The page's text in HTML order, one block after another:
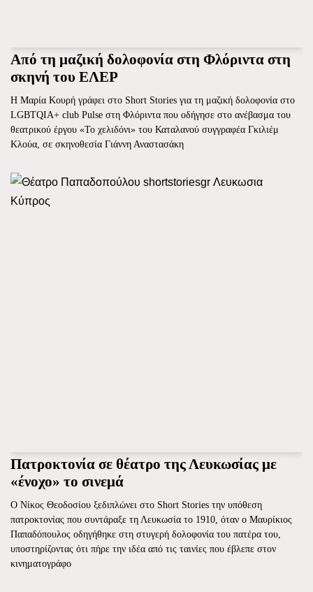
Από τη μαζική δολοφονία στη Φλόριντα στη
σκηνή του ΕΛΕΡ
H Mαρία Κουρή γράφει στο Short Stories για τη μαζική δολοφονία στο
LGBTQIA+ club Pulse στη Φλόριντα που οδήγησε στο ανέβασμα του
θεατρικού έργου «Το χελιδόνι» του Καταλανού συγγραφέα Γκιλιέμ
Κλούα, σε σκηνοθεσία Γιάννη Αναστασάκη
Πατροκτονία σε θέατρο της Λευκωσίας με
«ένοχο» το σινεμά
Ο Νίκος Θεοδοσίου ξεδιπλώνει στο Short Stories την υπόθεση
πατροκτονίας που συντάραξε τη Λευκωσία το 1910, όταν ο Μαυρίκιος
Παπαδόπουλος οδηγήθηκε στη στυγερή δολοφονία του πατέρα του,
υποστηρίζοντας ότι πήρε την ιδέα από τις ταινίες που έβλεπε στον
κινηματογράφο